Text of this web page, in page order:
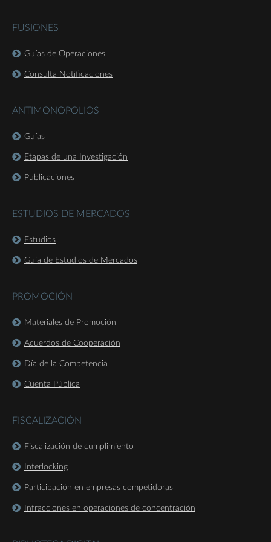
FUSIONES
Guías de Operaciones
Consulta Notificaciones
ANTIMONOPOLIOS
Guías
Etapas de una Investigación
Publicaciones
ESTUDIOS DE MERCADOS
Estudios
Guía de Estudios de Mercados
PROMOCIÓN
Materiales de Promoción
Acuerdos de Cooperación
Día de la Competencia
Cuenta Pública
FISCALIZACIÓN
Fiscalización de cumplimiento
Interlocking
Participación en empresas competidoras
Infracciones en operaciones de concentración